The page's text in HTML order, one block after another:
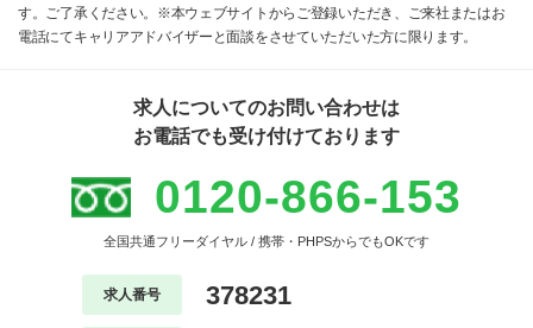
す。ご了承ください。※本ウェブサイトからご登録いただき、ご来社またはお
電話にてキャリアアドバイザーと面談をさせていただいた方に限ります。
求人についてのお問い合わせは
お電話でも受け付けております
0120-866-153
全国共通フリーダイヤル / 携帯・PHPSからでもOKです
求人番号 378231